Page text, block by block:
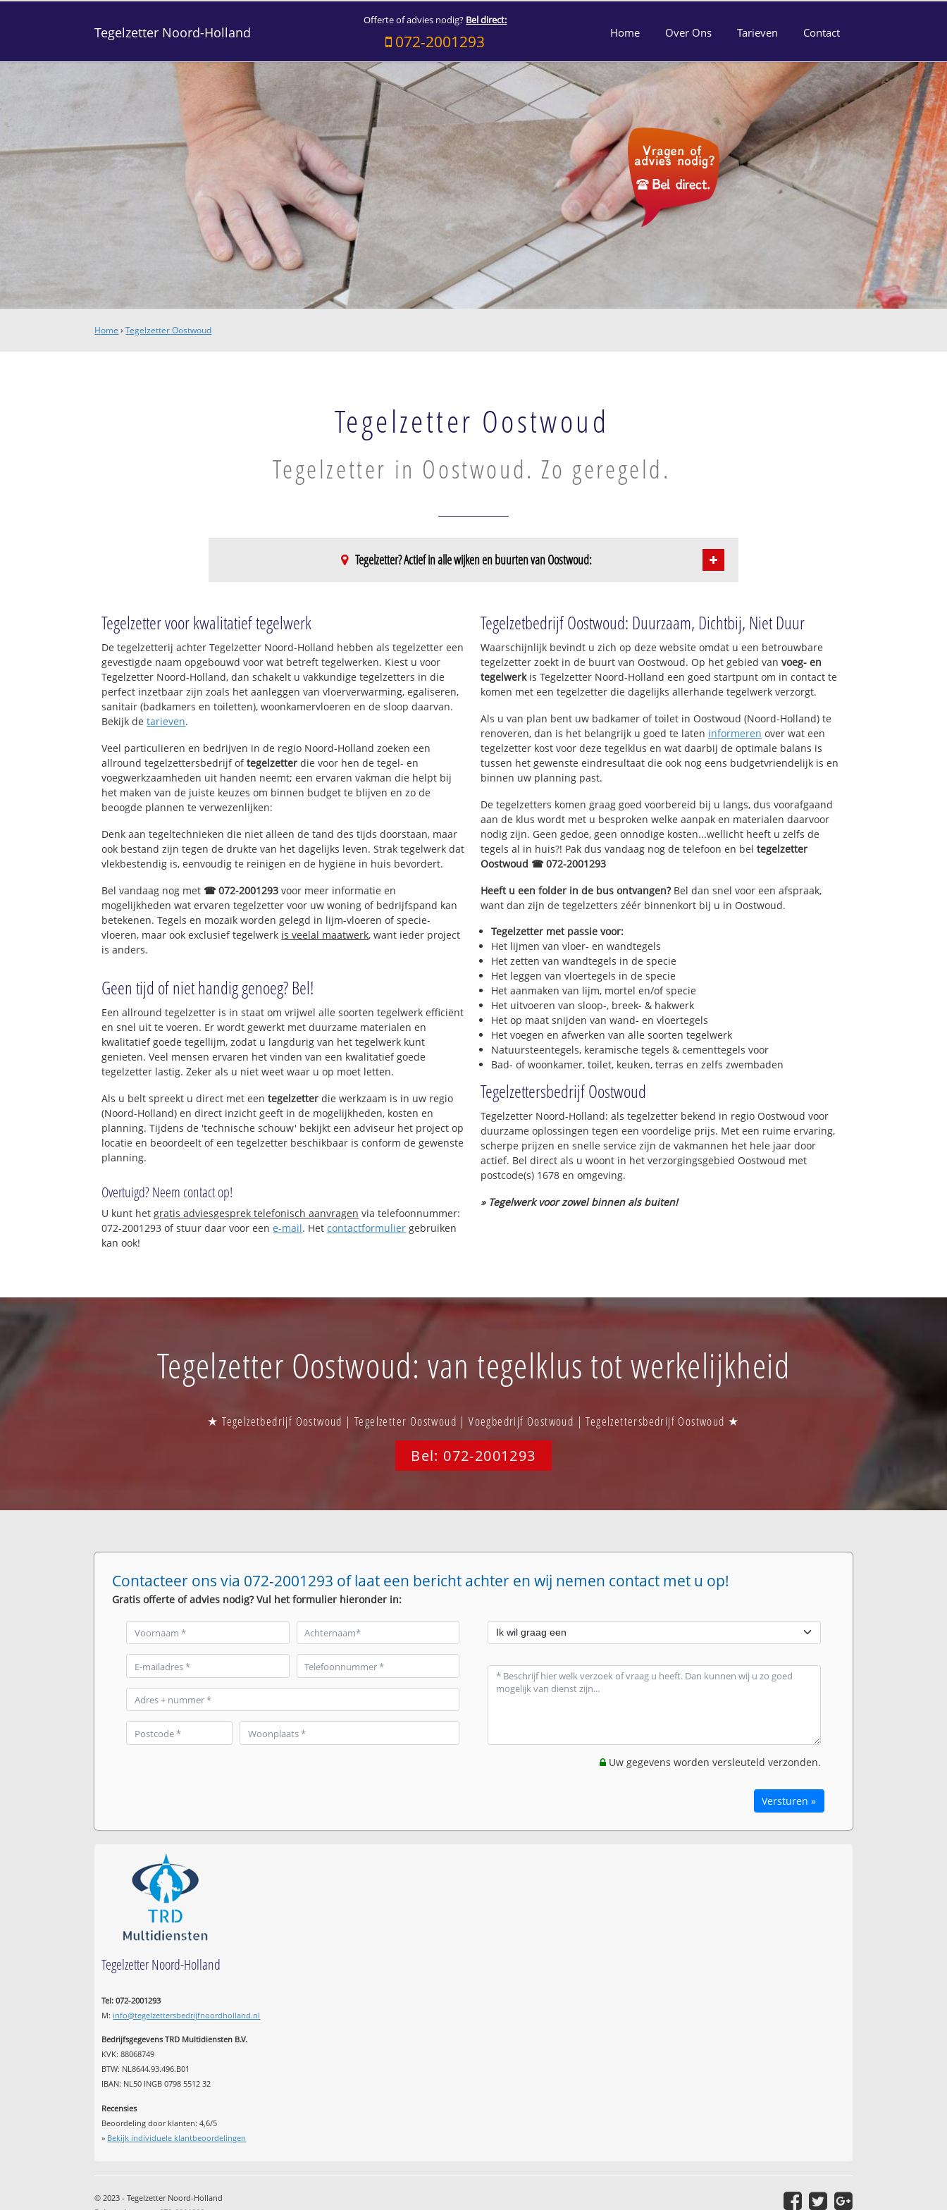
Tegelzetter Noord-Holland
Offerte of advies nodig? Bel direct:
072-2001293 Home Over Ons Tarieven Contact
Home ›Tegelzetter Oostwoud
Tegelzetter Oostwoud
Tegelzetter in Oostwoud. Zo geregeld.
Tegelzetter? Actief in alle wijken en buurten van Oostwoud:
Oostwoud
Tegelzetter voor kwalitatief tegelwerk
De tegelzetterij achter Tegelzetter Noord-Holland hebben als tegelzetter een
gevestigde naam opgebouwd voor wat betreft tegelwerken. Kiest u voor
Tegelzetter Noord-Holland, dan schakelt u vakkundige tegelzetters in die
perfect inzetbaar zijn zoals het aanleggen van vloerverwarming, egaliseren,
sanitair (badkamers en toiletten), woonkamervloeren en de sloop daarvan.
Bekijk detarieven.
Veel particulieren en bedrijven in de regio Noord-Holland zoeken een
allround tegelzettersbedrijf oftegelzetter die voor hen de tegel- en
voegwerkzaamheden uit handen neemt; een ervaren vakman die helpt bij
het maken van de juiste keuzes om binnen budget te blijven en zo de
beoogde plannen te verwezenlijken:
Denk aan tegeltechnieken die niet alleen de tand des tijds doorstaan, maar
ook bestand zijn tegen de drukte van het dagelijks leven. Strak tegelwerk dat
vlekbestendig is, eenvoudig te reinigen en de hygiëne in huis bevordert.
Bel vandaag nog met ☎ 072-2001293 voor meer informatie en
mogelijkheden wat ervaren tegelzetter voor uw woning of bedrijfspand kan
betekenen. Tegels en mozaïk worden gelegd in lijm-vloeren of specie-
vloeren, maar ook exclusief tegelwerk is veelal maatwerk, want ieder project
is anders.
Geen tijd of niet handig genoeg? Bel!
Een allround tegelzetter is in staat om vrijwel alle soorten tegelwerk efficiënt
en snel uit te voeren. Er wordt gewerkt met duurzame materialen en
kwalitatief goede tegellijm, zodat u langdurig van het tegelwerk kunt
genieten. Veel mensen ervaren het vinden van een kwalitatief goede
tegelzetter lastig. Zeker als u niet weet waar u op moet letten.
Als u belt spreekt u direct met eentegelzetter die werkzaam is in uw regio
(Noord-Holland) en direct inzicht geeft in de mogelijkheden, kosten en
planning. Tijdens de 'technische schouw' bekijkt een adviseur het project op
locatie en beoordeelt of een tegelzetter beschikbaar is conform de gewenste
planning.
Overtuigd? Neem contact op!
U kunt hetgratis adviesgesprek telefonisch aanvragen via telefoonnummer:
072-2001293 of stuur daar voor eene-mail. Hetcontactformulier gebruiken
kan ook!
Tegelzetbedrijf Oostwoud: Duurzaam, Dichtbij, Niet Duur
Waarschijnlijk bevindt u zich op deze website omdat u een betrouwbare
tegelzetter zoekt in de buurt van Oostwoud. Op het gebied van voeg- en
tegelwerkis Tegelzetter Noord-Holland een goed startpunt om in contact te
komen met een tegelzetter die dagelijks allerhande tegelwerk verzorgt.
Als u van plan bent uw badkamer of toilet in Oostwoud (Noord-Holland) te
renoveren, dan is het belangrijk u goed te laten informeren over wat een
tegelzetter kost voor deze tegelklus en wat daarbij de optimale balans is
tussen het gewenste eindresultaat die ook nog eens budgetvriendelijk is en
binnen uw planning past.
De tegelzetters komen graag goed voorbereid bij u langs, dus voorafgaand
aan de klus wordt met u besproken welke aanpak en materialen daarvoor
nodig zijn. Geen gedoe, geen onnodige kosten...wellicht heeft u zelfs de
tegels al in huis?! Pak dus vandaag nog de telefoon en bel tegelzetter
Oostwoud ☎ 072-2001293
Heeft u een folder in de bus ontvangen?Bel dan snel voor een afspraak,
want dan zijn de tegelzetters zéér binnenkort bij u in Oostwoud.
Tegelzetter met passie voor:
Het lijmen van vloer- en wandtegels
Het zetten van wandtegels in de specie
Het leggen van vloertegels in de specie
Het aanmaken van lijm, mortel en/of specie
Het uitvoeren van sloop-, breek- & hakwerk
Het op maat snijden van wand- en vloertegels
Het voegen en afwerken van alle soorten tegelwerk
Natuursteentegels, keramische tegels & cementtegels voor
Bad- of woonkamer, toilet, keuken, terras en zelfs zwembaden
Tegelzettersbedrijf Oostwoud
Tegelzetter Noord-Holland: als tegelzetter bekend in regio Oostwoud voor
duurzame oplossingen tegen een voordelige prijs. Met een ruime ervaring,
scherpe prijzen en snelle service zijn de vakmannen het hele jaar door
actief. Bel direct als u woont in het verzorgingsgebied Oostwoud met
postcode(s) 1678 en omgeving.
» Tegelwerk voor zowel binnen als buiten!
Tegelzetter Oostwoud: van tegelklus tot werkelijkheid
★ Tegelzetbedrijf Oostwoud | Tegelzetter Oostwoud | Voegbedrijf Oostwoud | Tegelzettersbedrijf Oostwoud ★
Bel: 072-2001293
Contacteer ons via 072-2001293 of laat een bericht achter en wij nemen contact met u op!
Gratis offerte of advies nodig? Vul het formulier hieronder in:
Uw gegevens worden versleuteld verzonden.
Versturen »
Tegelzetter Noord-Holland
Tel: 072-2001293
M: info@tegelzettersbedrijfnoordholland.nl
Bedrijfsgegevens TRD Multidiensten B.V.
KVK: 88068749
BTW: NL8644.93.496.B01
IBAN: NL50 INGB 0798 5512 32
Recensies
Beoordeling door klanten:4,6/5
» Bekijk individuele klantbeoordelingen
© 2023 - Tegelzetter Noord-Holland